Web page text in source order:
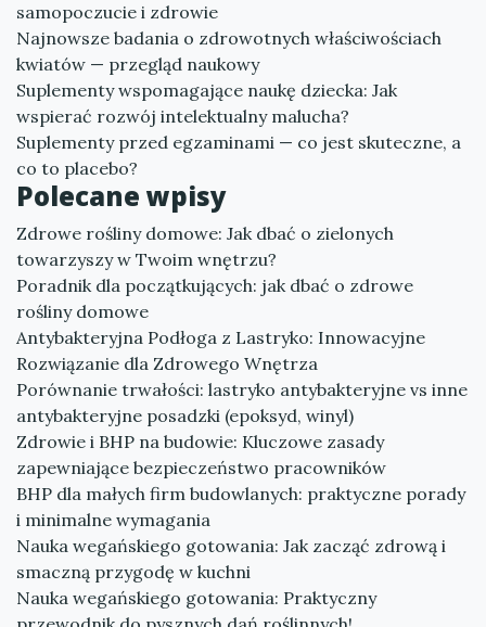
samopoczucie i zdrowie
Najnowsze badania o zdrowotnych właściwościach
kwiatów — przegląd naukowy
Suplementy wspomagające naukę dziecka: Jak
wspierać rozwój intelektualny malucha?
Suplementy przed egzaminami — co jest skuteczne, a
co to placebo?
Polecane wpisy
Zdrowe rośliny domowe: Jak dbać o zielonych
towarzyszy w Twoim wnętrzu?
Poradnik dla początkujących: jak dbać o zdrowe
rośliny domowe
Antybakteryjna Podłoga z Lastryko: Innowacyjne
Rozwiązanie dla Zdrowego Wnętrza
Porównanie trwałości: lastryko antybakteryjne vs inne
antybakteryjne posadzki (epoksyd, winyl)
Zdrowie i BHP na budowie: Kluczowe zasady
zapewniające bezpieczeństwo pracowników
BHP dla małych firm budowlanych: praktyczne porady
i minimalne wymagania
Nauka wegańskiego gotowania: Jak zacząć zdrową i
smaczną przygodę w kuchni
Nauka wegańskiego gotowania: Praktyczny